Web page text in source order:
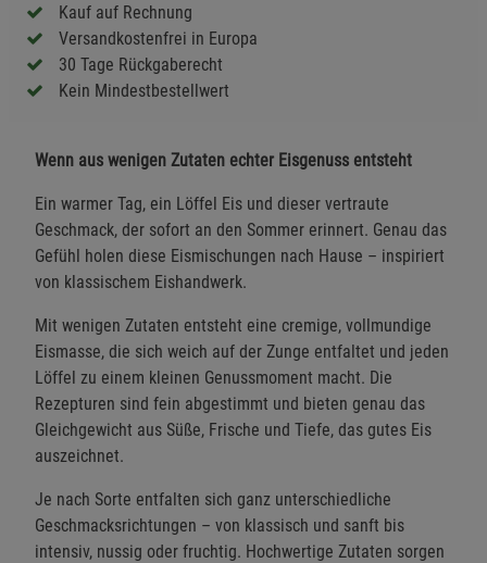
Kauf auf Rechnung
Versandkostenfrei in Europa
30 Tage Rückgaberecht
Kein Mindestbestellwert
Wenn aus wenigen Zutaten echter Eisgenuss entsteht
Ein warmer Tag, ein Löffel Eis und dieser vertraute
Geschmack, der sofort an den Sommer erinnert. Genau das
Gefühl holen diese Eismischungen nach Hause – inspiriert
von klassischem Eishandwerk.
Mit wenigen Zutaten entsteht eine cremige, vollmundige
Eismasse, die sich weich auf der Zunge entfaltet und jeden
Löffel zu einem kleinen Genussmoment macht. Die
Rezepturen sind fein abgestimmt und bieten genau das
Gleichgewicht aus Süße, Frische und Tiefe, das gutes Eis
auszeichnet.
Je nach Sorte entfalten sich ganz unterschiedliche
Geschmacksrichtungen – von klassisch und sanft bis
intensiv, nussig oder fruchtig. Hochwertige Zutaten sorgen